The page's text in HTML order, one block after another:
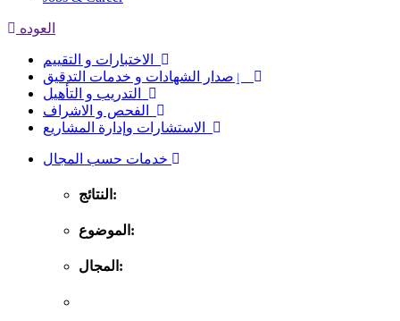
العوده
النتائج:
الموضوع:
المجال: